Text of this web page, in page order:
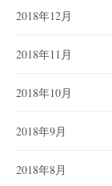
2018年12月
2018年11月
2018年10月
2018年9月
2018年8月